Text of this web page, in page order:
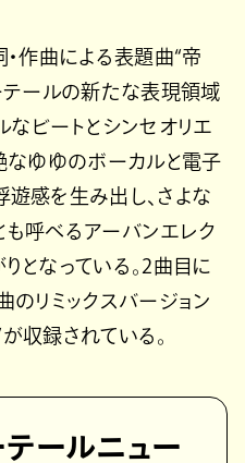
・作曲による表題曲“帝
テールの新たな表現領域
なビートとシンセオリエ
なゆゆのボーカルと電子
感を生み出し、さよな
呼べるアーバンエレク
となっている。2曲目に
のリミックスバージョン
収録されている。
ールニュー